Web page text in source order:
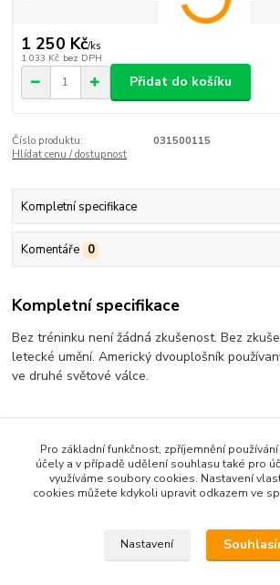
1 250 Kč/ks
1 033 Kč bez DPH
Přidat do košíku
Číslo produktu:
031500115
Hlídat cenu / dostupnost
Kompletní specifikace
Komentáře 0
Kompletní specifikace
Bez tréninku není žádná zkušenost. Bez
letecké umění. Americký dvouplošník
ve druhé světové válce.
Zboží zařazeno v kategoriích
Antonio
Pro základní funkčnost, zpříjemnění
účely a v případě udělení souhlasu také pro
využíváme soubory cookies. Nastavení
cookies můžete kdykoli upravit odkazem ve
Nastavení